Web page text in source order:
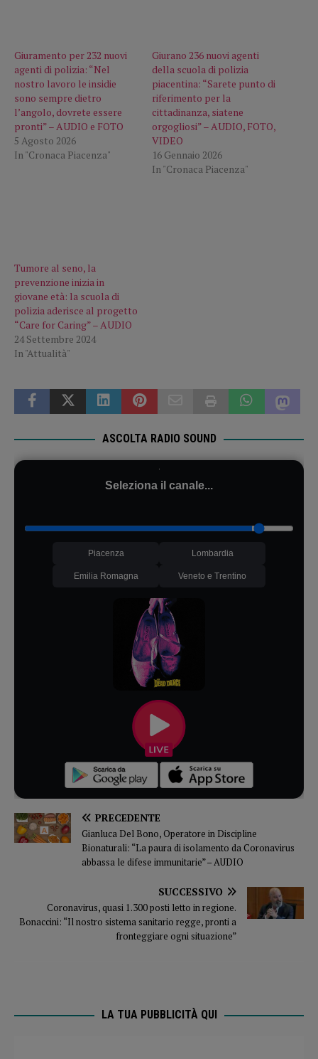
Giuramento per 232 nuovi
agenti di polizia: “Nel
nostro lavoro le insidie
sono sempre dietro
l’angolo, dovrete essere
pronti” – AUDIO e FOTO
5 Agosto 2026
In "Cronaca Piacenza"
Giurano 236 nuovi agenti
della scuola di polizia
piacentina: “Sarete punto di
riferimento per la
cittadinanza, siatene
orgogliosi” – AUDIO, FOTO,
VIDEO
16 Gennaio 2026
In "Cronaca Piacenza"
Tumore al seno, la
prevenzione inizia in
giovane età: la scuola di
polizia aderisce al progetto
“Care for Caring” – AUDIO
24 Settembre 2024
In "Attualità"
ASCOLTA RADIO SOUND
Seleziona il canale...
Piacenza Lombardia
Emilia Romagna Veneto e Trentino
PRECEDENTE
Gianluca Del Bono, Operatore in Discipline
Bionaturali: “La paura di isolamento da Coronavirus
abbassa le difese immunitarie” – AUDIO
SUCCESSIVO
Coronavirus, quasi 1.300 posti letto in regione.
Bonaccini: “Il nostro sistema sanitario regge, pronti a
fronteggiare ogni situazione”
LA TUA PUBBLICITÀ QUI